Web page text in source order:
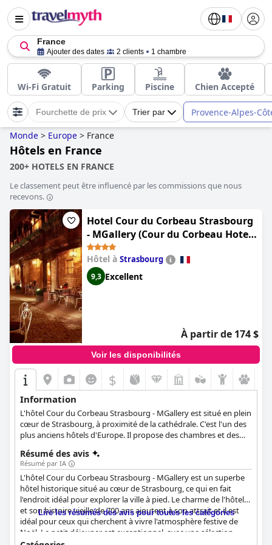
France
Ajouter des dates 2 clients 1 chambre
Wi-Fi Gratuit Parking Piscine Chien Accepté
Fourchette de prix Trier par Provence-Alpes-
Monde > Europe > France
Hôtels en France
200+ HOTELS EN FRANCE
Le classement peut être influencé par les commissions que nous
recevons.
Hotel Cour du Corbeau Strasbourg
- MGallery (Cour du Corbeau Hotel
Strasbourg - MGallery Collection)
Hôtel à Strasbourg
9,3 Excellent
À partir de 174 $
Voir les disponibilités
$
Information
L'hôtel Cour du Corbeau Strasbourg - MGallery est situé en plein
cœur de Strasbourg, à proximité de la cathédrale. C'est l'un des
plus anciens hôtels d'Europe. Il propose des chambres et des
équipements nécessaires, ainsi que des soins spa revigorants et
des options de restauration délicieuses, ce qui en fait un choix
idéal pour les clients qui souhaitent allier détente et luxe.
Résumé des avis
Résumé par IA
L'hôtel Cour du Corbeau Strasbourg - MGallery est un superbe
hôtel historique situé au cœur de Strasbourg, ce qui en fait
l'endroit idéal pour explorer la ville à pied. Le charme de l'hôtel
et son histoire vieille de 700 ans ajoutent à son attrait et il est
idéal pour ceux qui cherchent à vivre l'atmosphère festive de
Noël. Le petit déjeuner est exceptionnel, avec une sélection
Lire les résumés des avis pour toutes les catégories